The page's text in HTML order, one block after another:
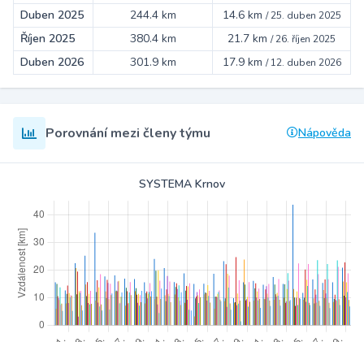
Duben 2025
244.4 km 14.6 km /25. duben 2025
Říjen 2025 380.4 km 21.7 km /26. říjen 2025
Duben 2026 301.9 km 17.9 km /12. duben 2026
Porovnání mezi členy týmu Nápověda
SYSTEMA Krnov